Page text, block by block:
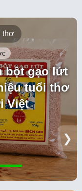
thơ
bột gạo lứt
tuổi thơ
Việt
❯